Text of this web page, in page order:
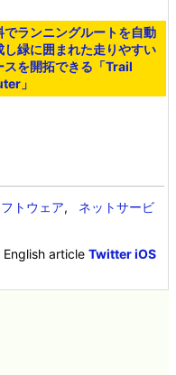
でランニングルートを自動
し緑に囲まれた走りやすい
スを開拓できる「Trail
」
トウェア, ネットサービ
English articleTwitter iOS